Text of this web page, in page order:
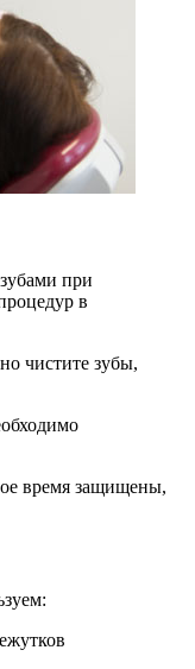
при
в
чистите зубы,
время защищены,